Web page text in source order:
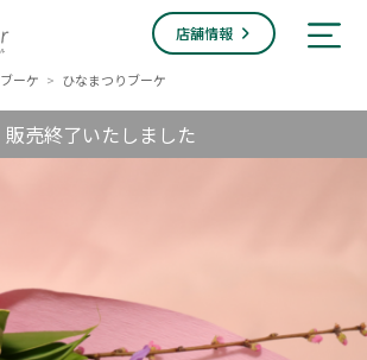
店舗情報
ブーケ > ひなまつりブーケ
販売終了いたしました